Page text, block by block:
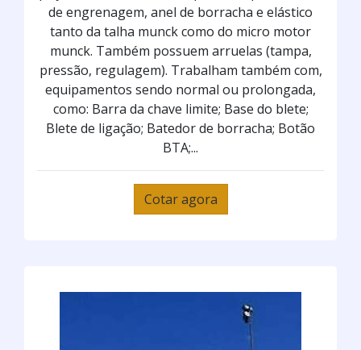
de engrenagem, anel de borracha e elástico
tanto da talha munck como do micro motor
munck. Também possuem arruelas (tampa,
pressão, regulagem). Trabalham também com,
equipamentos sendo normal ou prolongada,
como: Barra da chave limite; Base do blete;
Blete de ligação; Batedor de borracha; Botão
BTA;...
Cotar agora